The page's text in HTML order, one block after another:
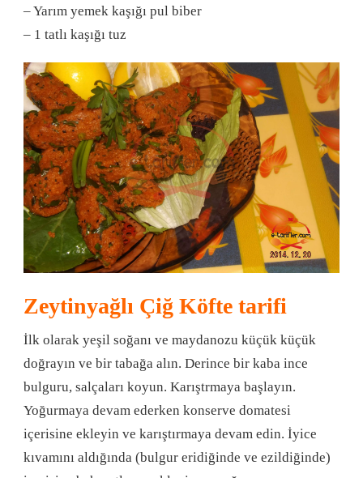
– Yarım yemek kaşığı pul biber
– 1 tatlı kaşığı tuz
Zeytinyağlı Çiğ Köfte tarifi
İlk olarak yeşil soğanı ve maydanozu küçük küçük
doğrayın ve bir tabağa alın. Derince bir kaba ince
bulguru, salçaları koyun. Karıştrmaya başlayın.
Yoğurmaya devam ederken konserve domatesi
içerisine ekleyin ve karıştırmaya devam edin. İyice
kıvamını aldığında (bulgur eridiğinde ve ezildiğinde)